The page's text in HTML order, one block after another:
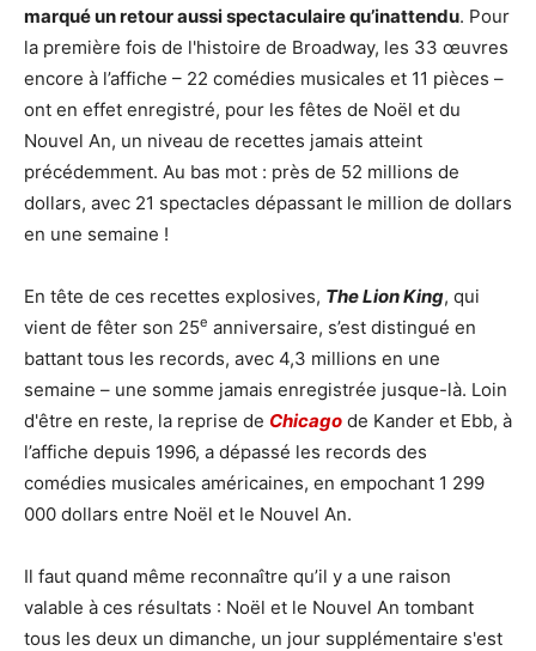
marqué un retour aussi spectaculaire qu’inattendu. Pour
la première fois de l'histoire de Broadway, les 33 œuvres
encore à l’affiche – 22 comédies musicales et 11 pièces –
ont en effet enregistré, pour les fêtes de Noël et du
Nouvel An, un niveau de recettes jamais atteint
précédemment. Au bas mot : près de 52 millions de
dollars, avec 21 spectacles dépassant le million de dollars
en une semaine !
En tête de ces recettes explosives, The Lion King, qui
vient de fêter son 25e anniversaire, s’est distingué en
battant tous les records, avec 4,3 millions en une
semaine – une somme jamais enregistrée jusque-là. Loin
d'être en reste, la reprise de Chicago de Kander et Ebb, à
l’affiche depuis 1996, a dépassé les records des
comédies musicales américaines, en empochant 1 299
000 dollars entre Noël et le Nouvel An.
Il faut quand même reconnaître qu’il y a une raison
valable à ces résultats : Noël et le Nouvel An tombant
tous les deux un dimanche, un jour supplémentaire s'est